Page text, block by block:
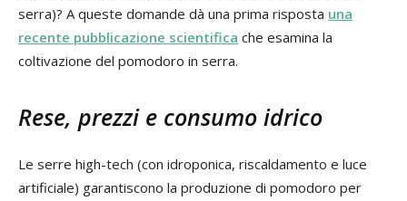
serra)? A queste domande dà una prima risposta una
recente pubblicazione scientifica che esamina la
coltivazione del pomodoro in serra.
Rese, prezzi e consumo idrico
Le serre high-tech (con idroponica, riscaldamento e luce
artificiale) garantiscono la produzione di pomodoro per